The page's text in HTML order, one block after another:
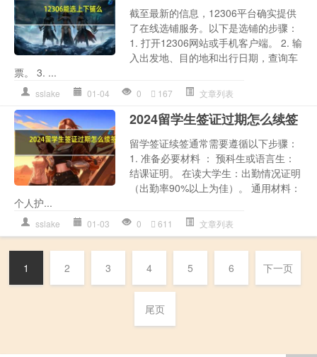
截至最新的信息，12306平台确实提供
了在线选铺服务。以下是选铺的步骤：
1. 打开12306网站或手机客户端。 2. 输
入出发地、目的地和出行日期，查询车
票。 3. ...
sslake 01-04 0 167 文章列表
2024留学生签证过期怎么续签
留学签证续签通常需要遵循以下步骤：
1. 准备必要材料 ： 预科生或语言生：
结课证明。 在读大学生：出勤情况证明
（出勤率90%以上为佳）。 通用材料：
个人护...
sslake 01-03 0 611 文章列表
1 2 3 4 5 6 下一页
尾页